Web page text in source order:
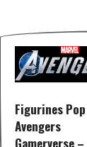
Figurines Pop
Avengers
Gamerverse –